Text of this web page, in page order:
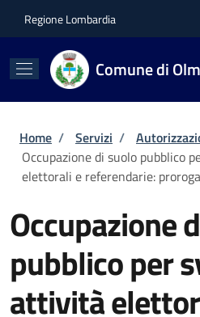
Regione Lombardia
Comune di
Briciole di pane
Home / Servizi /
Occupazione di suolo pubblico
elettorali e referendarie:
Occupazione
pubblico per
attività